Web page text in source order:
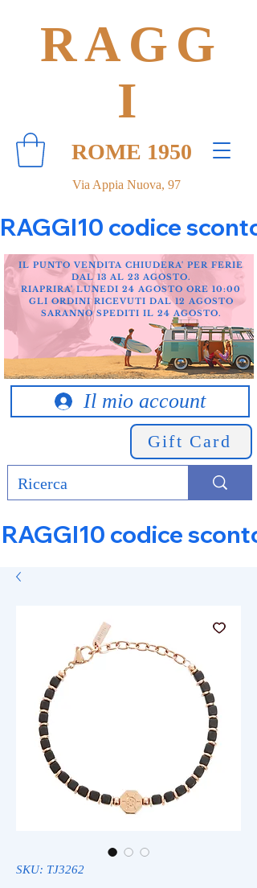
Via Appia Nuova, 97
RAGG
I
ROME 1950
RAGGI10 codice
Il mio account
Gift Card
IL PUNTO VENDITA CHIUDERA' PER FERIE
DAL 13 AL 23 AGOSTO.
RIAPRIRA' LUNEDI 24 AGOSTO ORE 10:00
GLI ORDINI RICEVUTI DAL 12 AGOSTO
SARANNO SPEDITI IL 24 AGOSTO.
RAGGI10 codice
SKU: TJ3262